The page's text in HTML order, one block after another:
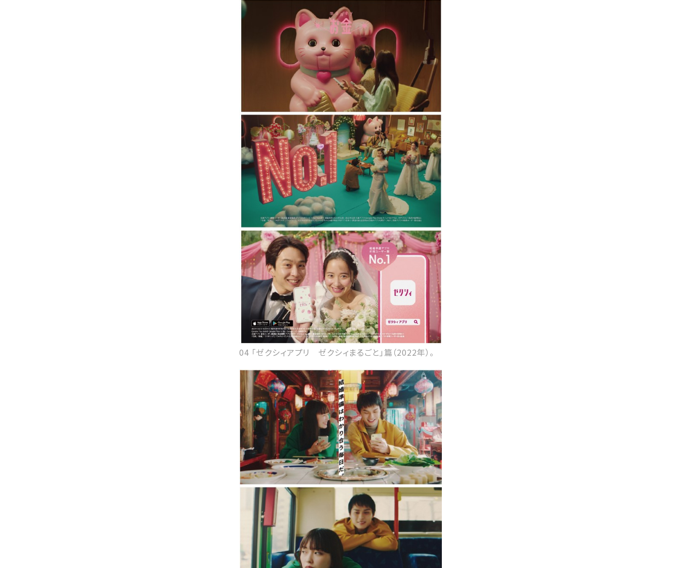
04 「ゼクシィアプリ ゼクシィまるごと」篇（2022年）。